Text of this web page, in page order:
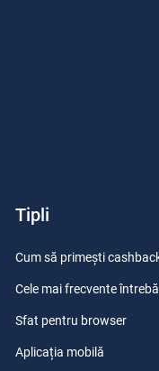
Tipli
Cum să primești
Cele mai frecvente
Sfat pentru browser
Aplicația mobilă